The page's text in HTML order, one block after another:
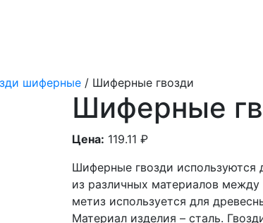
шиферные / Шиферные гвозди
Шиферные
Цена: 119.11₽
Шиферные гвозди используются
из различных материалов
метиз используется для
Материал изделия – сталь.